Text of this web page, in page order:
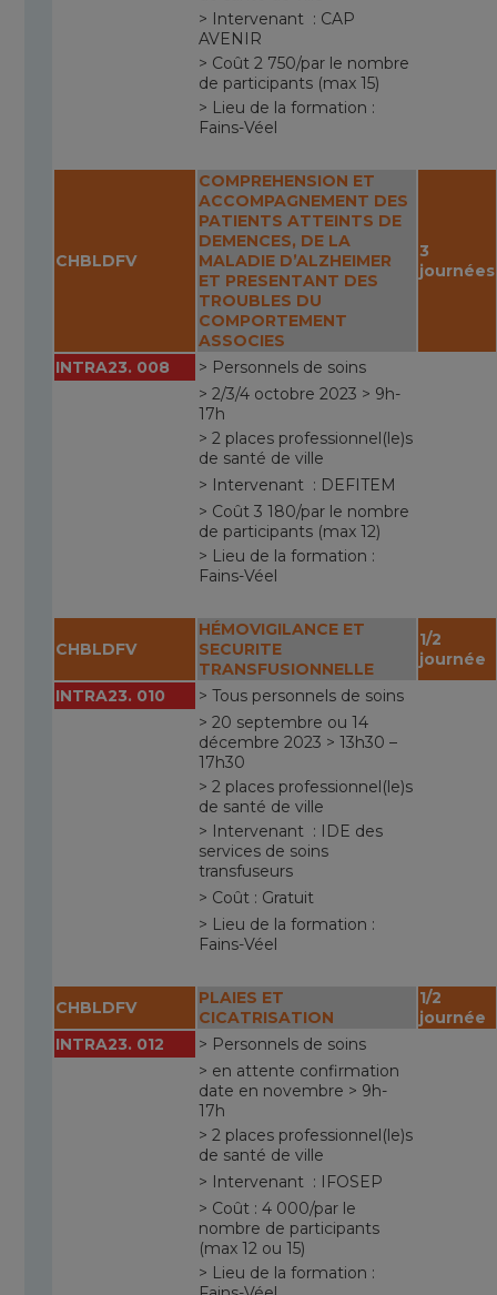
> Intervenant : CAP
AVENIR
> Coût 2 750/par le nombre
de participants (max 15)
> Lieu de la formation :
Fains-Véel
CHBLDFV
COMPREHENSION ET
ACCOMPAGNEMENT DES
PATIENTS ATTEINTS DE
DEMENCES, DE LA
MALADIE D’ALZHEIMER
ET PRESENTANT DES
TROUBLES DU
COMPORTEMENT
ASSOCIES
3
journées
INTRA23. 008
> Personnels de soins
> 2/3/4 octobre 2023 > 9h-
17h
> 2 places professionnel(le)s
de santé de ville
> Intervenant : DEFITEM
> Coût 3 180/par le nombre
de participants (max 12)
> Lieu de la formation :
Fains-Véel
CHBLDFV
HÉMOVIGILANCE ET
SECURITE
TRANSFUSIONNELLE
1/2
journée
INTRA23. 010
> Tous personnels de soins
> 20 septembre ou 14
décembre 2023 > 13h30 –
17h30
> 2 places professionnel(le)s
de santé de ville
> Intervenant : IDE des
services de soins
transfuseurs
> Coût : Gratuit
> Lieu de la formation :
Fains-Véel
CHBLDFV
PLAIES ET
CICATRISATION
1/2
journée
INTRA23. 012
> Personnels de soins
> en attente confirmation
date en novembre > 9h-
17h
> 2 places professionnel(le)s
de santé de ville
> Intervenant : IFOSEP
> Coût : 4 000/par le
nombre de participants
(max 12 ou 15)
> Lieu de la formation :